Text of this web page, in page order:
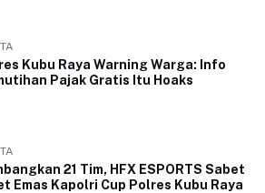
Kubu Raya Warning Warga: Info
Pajak Gratis Itu Hoaks
21 Tim, HFX ESPORTS Sabet
Emas Kapolri Cup Polres Kubu Raya